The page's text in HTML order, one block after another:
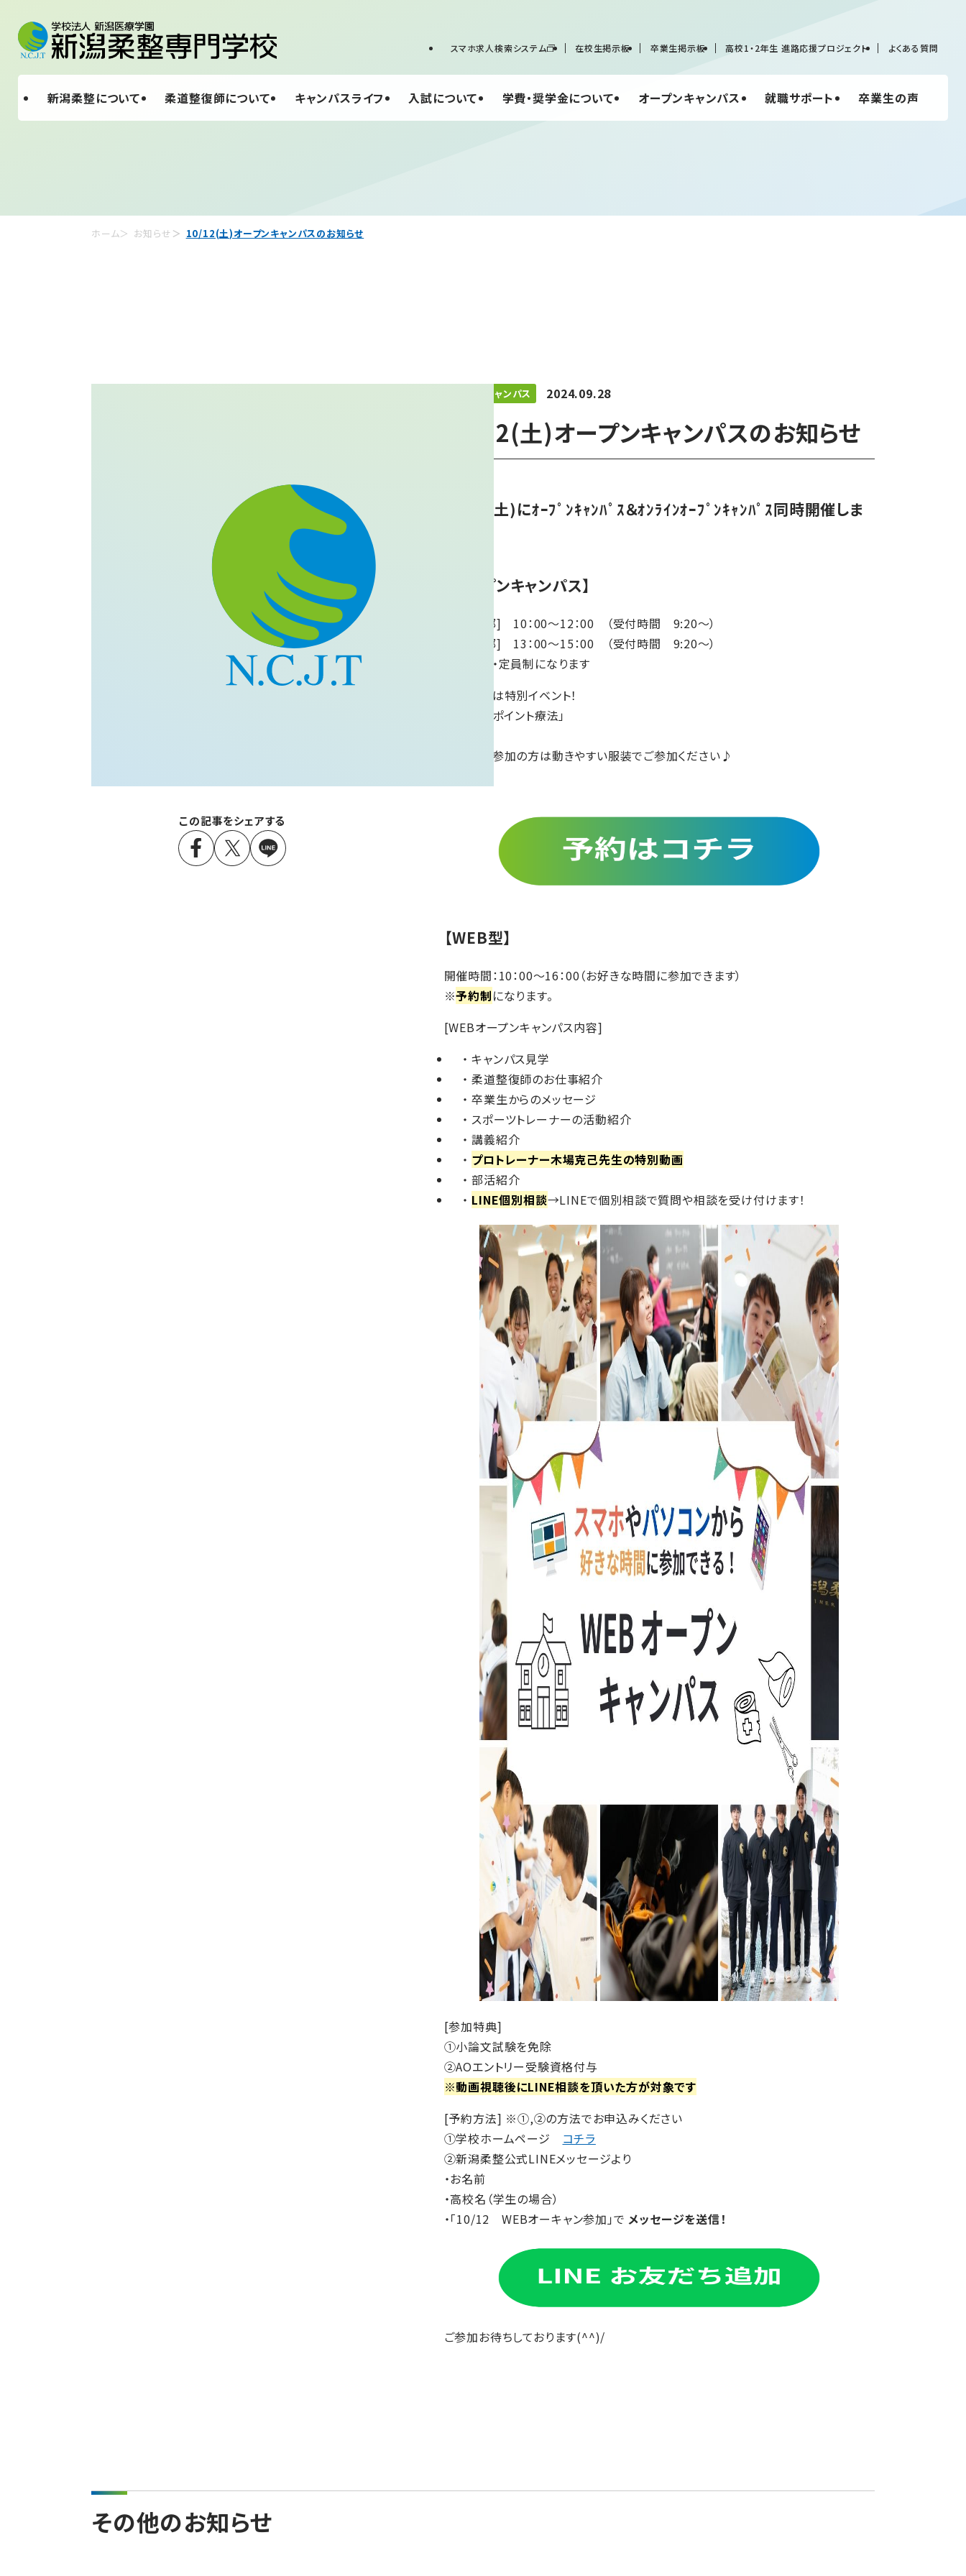
スマホ求人検索システム 在校生掲示板 卒業生掲示板 高校1・2年生 進路応援プロジェクト よくある質問
新潟柔整について 柔道整復師について キャンパスライフ 入試について 学費・奨学金について オープンキャンパス 就職サポート 卒業生の声
ホーム お知らせ 10/12(土)オープンキャンパスのお知らせ
この記事をシェアする
オープンキャンパス 2024.09.28
10/12(土)オープンキャンパスのお知らせ
10/12(土)にｵｰﾌﾟﾝｷｬﾝﾊﾟｽ＆ｵﾝﾗｲﾝｵｰﾌﾟﾝｷｬﾝﾊﾟｽ同時開催しま
【オープンキャンパス】
[午前の部] 10：00～12：00 （受付時間 9:20～）
[午後の部] 13：00～15：00 （受付時間 9:20～）
※予約制・定員制になります
実技体験は特別イベント！
「トリガーポイント療法」
実技体験参加の方は動きやすい服装でご参加ください♪
【WEB型】
開催時間：10：00～16：00（お好きな時間に参加できます）
※予約制になります。
[WEBオープンキャンパス内容]
キャンパス見学
柔道整復師のお仕事紹介
卒業生からのメッセージ
スポーツトレーナーの活動紹介
講義紹介
プロトレーナー木場克己先生の特別動画
部活紹介
LINE個別相談→LINEで個別相談で質問や相談を受け付けます！
[参加特典]
①小論文試験を免除
②AOエントリー受験資格付与
※動画視聴後にLINE相談を頂いた方が対象です
[予約方法] ※①,②の方法でお申込みください
①学校ホームページ コチラ
②新潟柔整公式LINEメッセージより
・お名前
・高校名（学生の場合）
・「10/12 WEBオーキャン参加」でメッセージを送信！
ご参加お待ちしております(^^)/
その他のお知らせ